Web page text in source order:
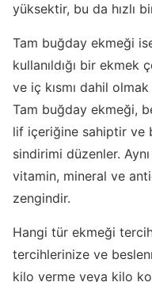
yüksektir, bu da hızlı
Tam buğday ekmeği
kullanıldığı bir ekmek
ve iç kısmı dahil
Tam buğday ekmeği,
lif içeriğine sahiptir ve
sindirimi düzenler.
vitamin, mineral ve
zengindir.
Hangi tür ekmeği
tercihlerinize ve
kilo verme veya kilo